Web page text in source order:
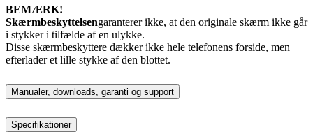
BEMÆRK!
Skærmbeskyttelsengaranterer ikke, at den originale skærm ikke går
i stykker i tilfælde af en ulykke.
Disse skærmbeskyttere dækker ikke hele telefonens forside, men
efterlader et lille stykke af den blottet.
Manualer, downloads, garanti og support
Specifikationer